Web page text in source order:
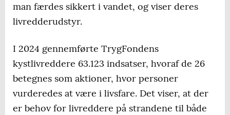
man færdes sikkert i vandet, og viser deres
livredderudstyr.
I 2024 gennemførte TrygFondens
kystlivreddere 63.123 indsatser, hvoraf de 26
betegnes som aktioner, hvor personer
vurderedes at være i livsfare. Det viser, at der
er behov for livreddere på strandene til både